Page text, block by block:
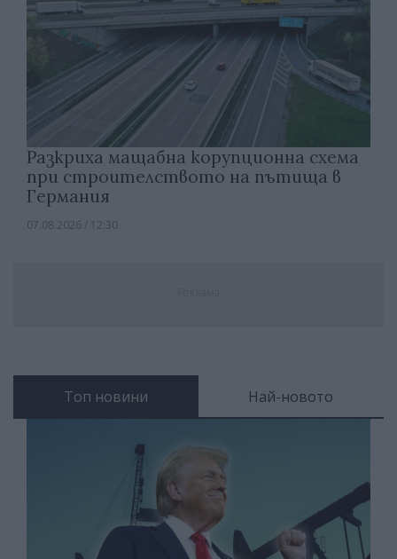
Разкриха мащабна корупционна схема
при строителството на пътища в
Германия
07.08.2026 / 12:30
Топ новини Най-новото